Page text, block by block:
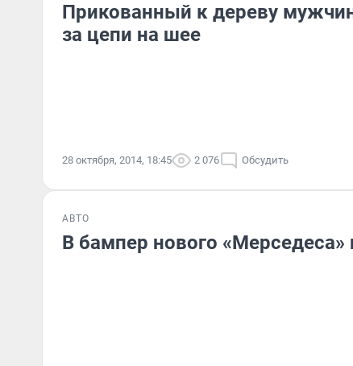
Прикованный к дереву
за цепи на шее
28 октября, 2014, 18:45 2 076 Обсудить
АВТО
В бампер нового «Мерседеса»